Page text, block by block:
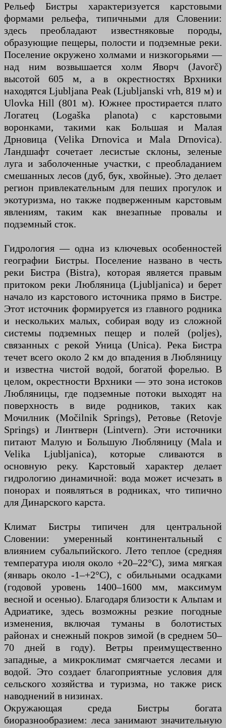
Рельеф Бистры характеризуется карстовыми
формами рельефа, типичными для Словении:
здесь преобладают известняковые породы,
образующие пещеры, полости и подземные реки.
Поселение окружено холмами и низкогорьями —
над ним возвышается холм Яворч (Javorč)
высотой 605 м, а в окрестностях Врхники
находятся Ljubljana Peak (Ljubljanski vrh, 819 м) и
Ulovka Hill (801 м). Южнее простирается плато
Логатец (Logaška planota) с карстовыми
воронками, такими как Большая и Малая
Дрновица (Velika Drnovica и Mala Drnovica).
Ландшафт сочетает лесистые склоны, зеленые
луга и заболоченные участки, с преобладанием
смешанных лесов (дуб, бук, хвойные). Это делает
регион привлекательным для пеших прогулок и
экотуризма, но также подверженным карстовым
явлениям, таким как внезапные провалы и
подземный сток.
Гидрология — одна из ключевых особенностей
географии Бистры. Поселение названо в честь
реки Бистра (Bistra), которая является правым
притоком реки Любляница (Ljubljanica) и берет
начало из карстового источника прямо в Бистре.
Этот источник формируется из главного родника
и нескольких малых, собирая воду из сложной
системы подземных пещер и полей (poljes),
связанных с рекой Уница (Unica). Река Бистра
течет всего около 2 км до впадения в Любляницу
и известна чистой водой, богатой форелью. В
целом, окрестности Врхники — это зона истоков
Любляницы, где подземные потоки выходят на
поверхность в виде родников, таких как
Мочилник (Močilnik Springs), Ретовье (Retovje
Springs) и Линтверн (Lintvern). Эти источники
питают Малую и Большую Любляницу (Mala и
Velika Ljubljanica), которые сливаются в
основную реку. Карстовый характер делает
гидрологию динамичной: вода может исчезать в
понорах и появляться в родниках, что типично
для Динарского карста.
Климат Бистры типичен для центральной
Словении: умеренный континентальный с
влиянием субальпийского. Лето теплое (средняя
температура июля около +20–22°C), зима мягкая
(январь около -1–+2°C), с обильными осадками
(годовой уровень 1400–1600 мм, максимум
весной и осенью). Благодаря близости к Альпам и
Адриатике, здесь возможны резкие погодные
изменения, включая туманы в болотистых
районах и снежный покров зимой (в среднем 50–
70 дней в году). Ветры преимущественно
западные, а микроклимат смягчается лесами и
водой. Это создает благоприятные условия для
сельского хозяйства и туризма, но также риск
наводнений в низинах.
Окружающая среда Бистры богата
биоразнообразием: леса занимают значительную